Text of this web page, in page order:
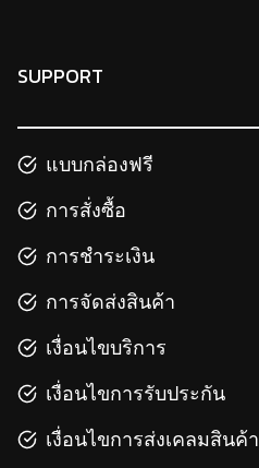
SUPPORT
แบบกล่องฟรี
การสั่งซื้อ
การชำระเงิน
การจัดส่งสินค้า
เงื่อนไขบริการ
เงื่อนไขการรับประกัน
เงื่อนไขการส่งเคลมสินค้า